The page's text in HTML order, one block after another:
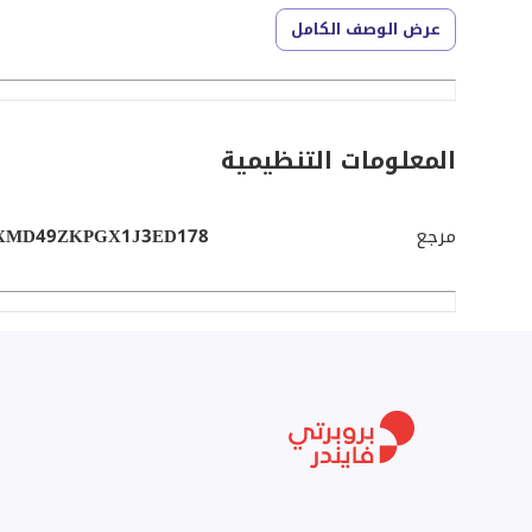
السعر المطلوب 12000000 درهم
عرض الوصف الكامل
المعلومات التنظيمية
مرجع